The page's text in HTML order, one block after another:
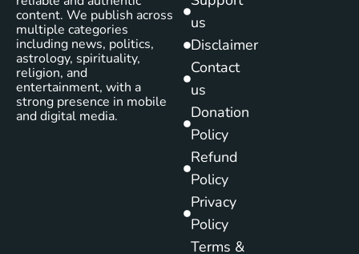
content. We publish across
multiple categories
including news, politics,
astrology, spirituality,
religion, and
entertainment, with a
strong presence in mobile
and digital media.
us
Disclaimer
Contact
us
Donation
Policy
Refund
Policy
Privacy
Policy
Terms &